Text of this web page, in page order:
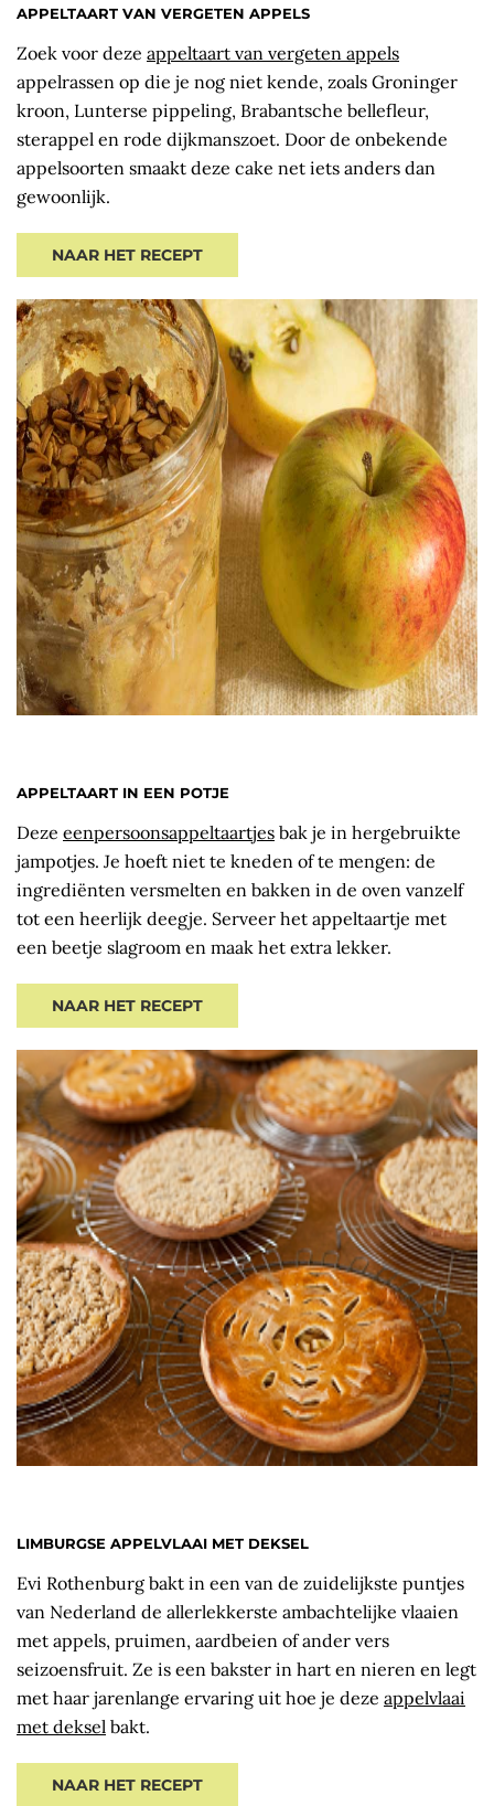
APPELTAART VAN VERGETEN APPELS
Zoek voor deze appeltaart van vergeten appels
appelrassen op die je nog niet kende, zoals Groninger
kroon, Lunterse pippeling, Brabantsche bellefleur,
sterappel en rode dijkmanszoet. Door de onbekende
appelsoorten smaakt deze cake net iets anders dan
gewoonlijk.
NAAR HET RECEPT
APPELTAART IN EEN POTJE
Deze eenpersoonsappeltaartjes bak je in hergebruikte
jampotjes. Je hoeft niet te kneden of te mengen: de
ingrediënten versmelten en bakken in de oven vanzelf
tot een heerlijk deegje. Serveer het appeltaartje met
een beetje slagroom en maak het extra lekker.
NAAR HET RECEPT
LIMBURGSE APPELVLAAI MET DEKSEL
Evi Rothenburg bakt in een van de zuidelijkste puntjes
van Nederland de allerlekkerste ambachtelijke vlaaien
met appels, pruimen, aardbeien of ander vers
seizoensfruit. Ze is een bakster in hart en nieren en legt
met haar jarenlange ervaring uit hoe je deze appelvlaai
met deksel bakt.
NAAR HET RECEPT